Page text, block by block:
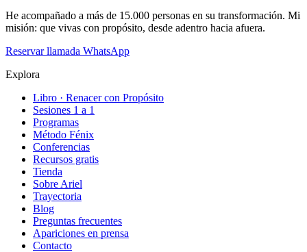
He acompañado a más de 15.000 personas en su transformación. Mi
misión: que vivas con propósito, desde adentro hacia afuera.
Reservar llamada WhatsApp
Explora
Libro · Renacer con Propósito
Sesiones 1 a 1
Programas
Método Fénix
Conferencias
Recursos gratis
Tienda
Sobre Ariel
Trayectoria
Blog
Preguntas frecuentes
Apariciones en prensa
Contacto